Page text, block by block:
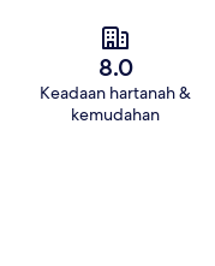
8.0
Keadaan hartanah &
kemudahan